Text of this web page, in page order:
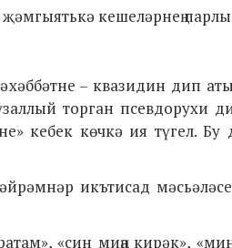
кешеләрнең
– квазидин дип
торган псевдорухи
кебек көчкә ия түгел. Бу
икътисад
«син миңа кирәк»,